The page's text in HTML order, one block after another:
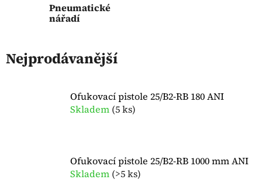
Pneumatické
nářadí
Nejprodávanější
Ofukovací pistole 25/B2-RB 180 ANI
Skladem (5 ks)
Ofukovací pistole 25/B2-RB 1000 mm ANI
Skladem (>5 ks)